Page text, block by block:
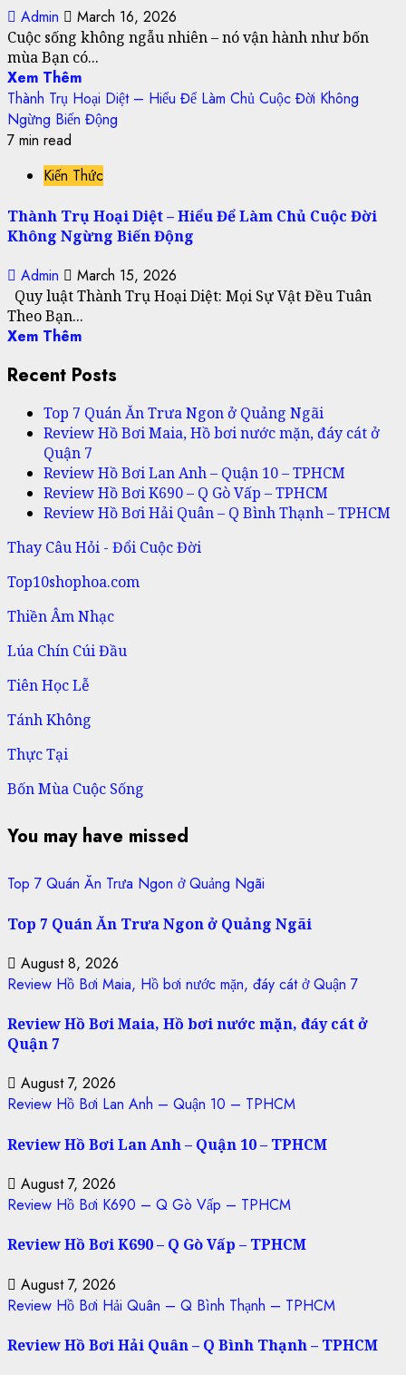
Admin March 16, 2026
Cuộc sống không ngẫu nhiên – nó vận hành như bốn
mùa Bạn có...
Xem Thêm
Thành Trụ Hoại Diệt – Hiểu Để Làm Chủ Cuộc Đời Không
Ngừng Biến Động
7 min read
Kiến Thức
Thành Trụ Hoại Diệt – Hiểu Để Làm Chủ Cuộc Đời
Không Ngừng Biến Động
Admin March 15, 2026
Quy luật Thành Trụ Hoại Diệt: Mọi Sự Vật Đều Tuân
Theo Bạn...
Xem Thêm
Recent Posts
Top 7 Quán Ăn Trưa Ngon ở Quảng Ngãi
Review Hồ Bơi Maia, Hồ bơi nước mặn, đáy cát ở
Quận 7
Review Hồ Bơi Lan Anh – Quận 10 – TPHCM
Review Hồ Bơi K690 – Q Gò Vấp – TPHCM
Review Hồ Bơi Hải Quân – Q Bình Thạnh – TPHCM
Thay Câu Hỏi - Đổi Cuộc Đời
Top10shophoa.com
Thiền Âm Nhạc
Lúa Chín Cúi Đầu
Tiên Học Lễ
Tánh Không
Thực Tại
Bốn Mùa Cuộc Sống
You may have missed
Top 7 Quán Ăn Trưa Ngon ở Quảng Ngãi
Top 7 Quán Ăn Trưa Ngon ở Quảng Ngãi
August 8, 2026
Review Hồ Bơi Maia, Hồ bơi nước mặn, đáy cát ở Quận 7
Review Hồ Bơi Maia, Hồ bơi nước mặn, đáy cát ở
Quận 7
August 7, 2026
Review Hồ Bơi Lan Anh – Quận 10 – TPHCM
Review Hồ Bơi Lan Anh – Quận 10 – TPHCM
August 7, 2026
Review Hồ Bơi K690 – Q Gò Vấp – TPHCM
Review Hồ Bơi K690 – Q Gò Vấp – TPHCM
August 7, 2026
Review Hồ Bơi Hải Quân – Q Bình Thạnh – TPHCM
Review Hồ Bơi Hải Quân – Q Bình Thạnh – TPHCM